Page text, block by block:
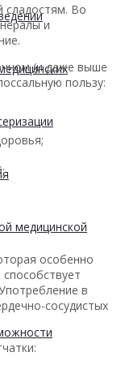
медицинской
сладостям. Во
и
(и даже выше
пользу:
особенно
в
сосудистых